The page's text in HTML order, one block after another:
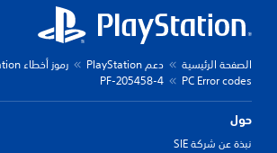
الصفحة الرئيسية دعم PlayStation
رموز أخطاء PlayStation
PC Error codes
PF-205458-4
حول
نبذة عن شركة SIE